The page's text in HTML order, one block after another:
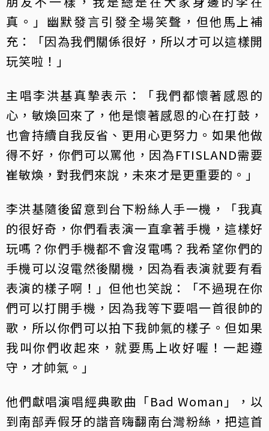
真。」幽默發言引發全場笑聲，但他馬上補
充：「因為我們關係很好，所以才可以這樣開
玩笑啦！」
主唱李洪基真摯表示：「我們都懷著感恩的
心，敏煥回來了，他是懷著感恩的心在打鼓，
也會持續自我反省、更用心更努力。如果他做
得不好，你們可以罵他，因為FTISLAND需要
崔敏煥，對我們來說，未來才是更重要的。」
李洪基隨後留意到台下粉絲人手一機，「我真
的很好奇，你們看表演一直拿著手機，這樣好
玩嗎？你們手機都不會沒電嗎？我希望你們的
手機可以沒電然後關機，因為看表演就要有看
表演的樣子啊！」但他也笑說：「不過現在你
們可以打開手機，因為我等下要唱一首很帥的
歌，所以你們可以拍下我帥氣的樣子。但如果
我叫你們收起來，就要馬上收好喔！一起遵
守，才帥氣。」
他們獻唱演唱經典歌曲「Bad Woman」，以
到南部弄假牙的諧音嗨翻南台灣粉絲，把這首